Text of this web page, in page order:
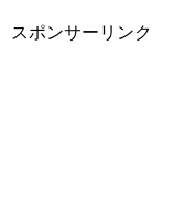
スポンサーリンク